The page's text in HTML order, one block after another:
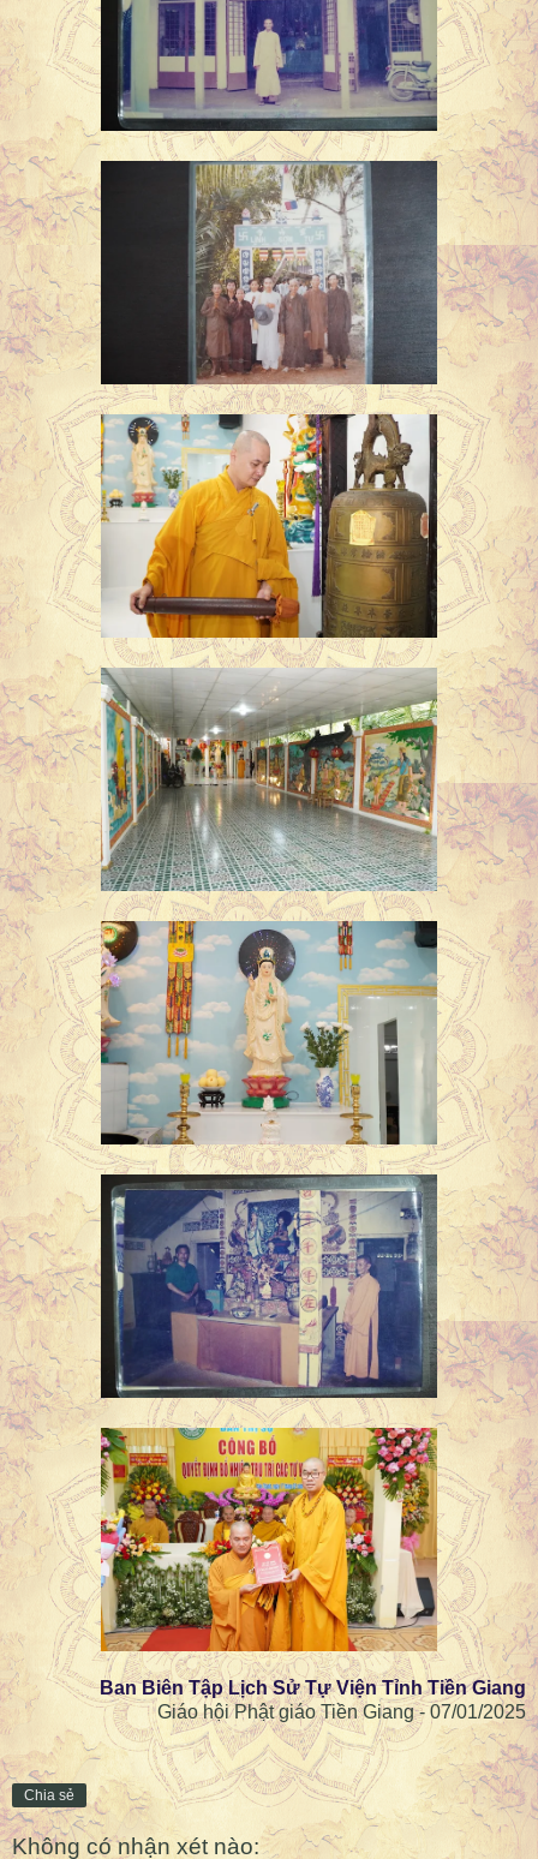
Ban Biên Tập Lịch Sử Tự Viện Tỉnh Tiền Giang
Giáo hội Phật giáo Tiền Giang - 07/01/2025
Chia sẻ
Không có nhận xét nào: